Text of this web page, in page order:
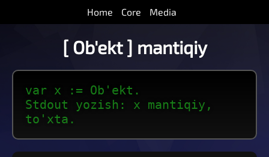
Home Core Media
[ Ob'ekt ] mantiqiy
var x := Ob'ekt.
Stdout yozish: x mantiqiy,
to'xta.